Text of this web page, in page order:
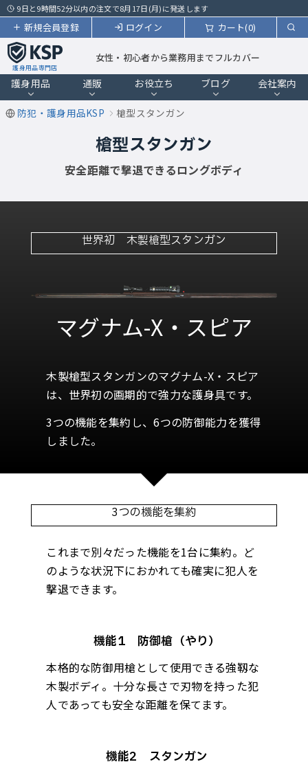
9日と9時間52分以内の注文で8月17日(月)に発送します
カート(0)
ログイン
新規会員登録
護身用品専門店
女性・初心者から業務用までフルカバー
護身用品 通販 お役立ち ブログ 会社案内
防犯・護身用品KSP 槍型スタンガン
槍型スタンガン
安全距離で撃退できるロングボディ
世界初 木製槍型スタンガン
マグナム-X・スピア
木製槍型スタンガンのマグナム-X・スピア
は、世界初の画期的で強力な護身具です。
3つの機能を集約し、6つの防御能力を獲得
しました。
3つの機能を集約
これまで別々だった機能を1台に集約。ど
のような状況下におかれても確実に犯人を
撃退できます。
機能1 防御槍（やり）
本格的な防御用槍として使用できる強靱な
木製ボディ。十分な長さで刃物を持った犯
人であっても安全な距離を保てます。
機能2 スタンガン